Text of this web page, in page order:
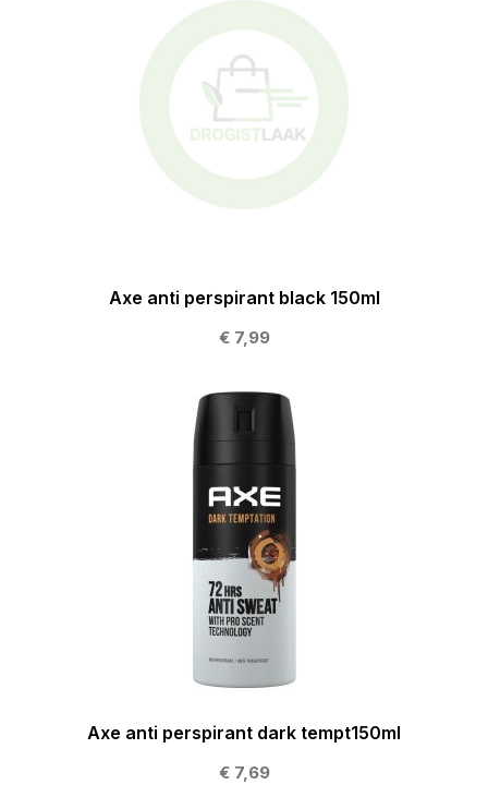
Axe anti perspirant black 150ml
€ 7,99
Axe anti perspirant dark tempt150ml
€ 7,69